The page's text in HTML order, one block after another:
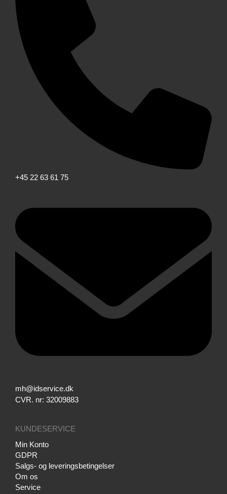
+45 22 63 61 75
mh@idservice.dk
CVR. nr: 32009883
KUNDESERVICE
Min Konto
GDPR
Salgs- og leveringsbetingelser
Om os
Service